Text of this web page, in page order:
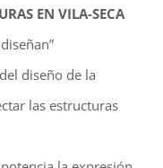
EN VILA-SECA
diseño de la
las estructuras